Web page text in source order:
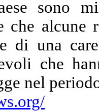
sono
che alcune
di una
che
nel